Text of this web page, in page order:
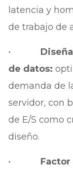
latencia y
de trabajo de
•
de datos:
demanda de
servidor, con
de E/S como
diseño.
• Factor